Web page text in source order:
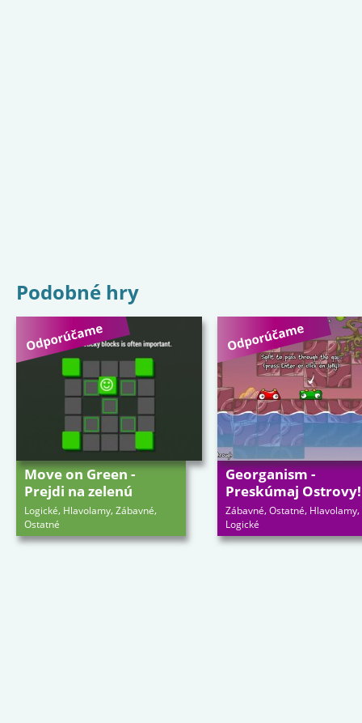
Podobné hry
Move on Green -
Prejdi na zelenú
Logické, Hlavolamy,Zábavné,
Ostatné
Georganism -
Preskúmaj Ostrovy!
Zábavné,Ostatné, Hlavolamy,
Logické